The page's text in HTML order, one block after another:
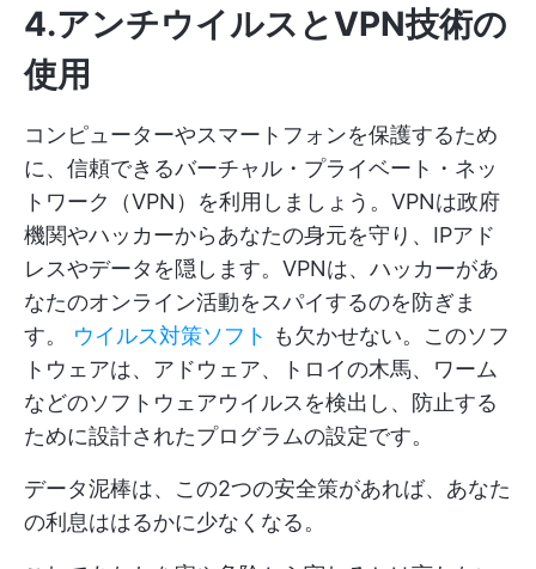
4.アンチウイルスとVPN技術の
使用
コンピューターやスマートフォンを保護するため
に、信頼できるバーチャル・プライベート・ネッ
トワーク（VPN）を利用しましょう。VPNは政府
機関やハッカーからあなたの身元を守り、IPアド
レスやデータを隠します。VPNは、ハッカーがあ
なたのオンライン活動をスパイするのを防ぎま
す。 ウイルス対策ソフト も欠かせない。このソフ
トウェアは、アドウェア、トロイの木馬、ワーム
などのソフトウェアウイルスを検出し、防止する
ために設計されたプログラムの設定です。
データ泥棒は、この2つの安全策があれば、あなた
の利息ははるかに少なくなる。